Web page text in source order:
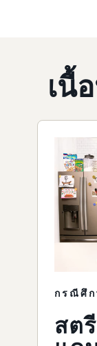
เนื้
กรณีศึก
สต